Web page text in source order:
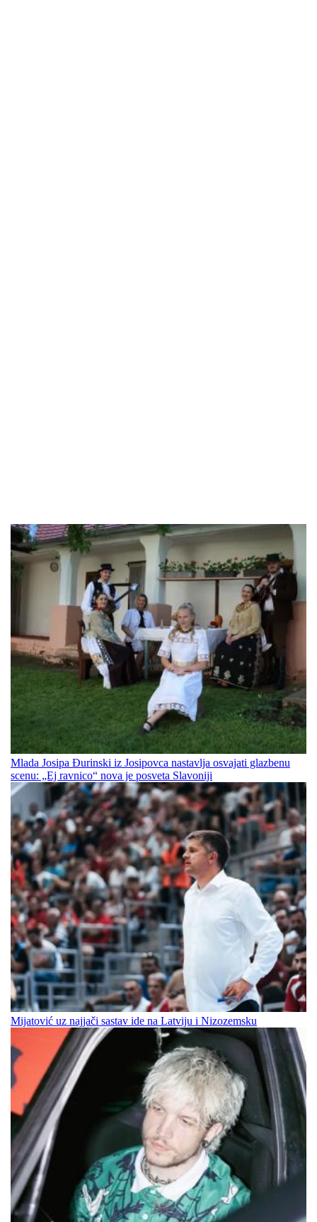
Mlada Josipa Đurinski iz Josipovca nastavlja osvajati glazbenu
scenu: „Ej ravnico“ nova je posveta Slavoniji
Mijatović uz najjači sastav ide na Latviju i Nizozemsku